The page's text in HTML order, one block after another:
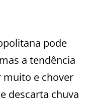
pode
a tendência
muito e chover
descarta chuva